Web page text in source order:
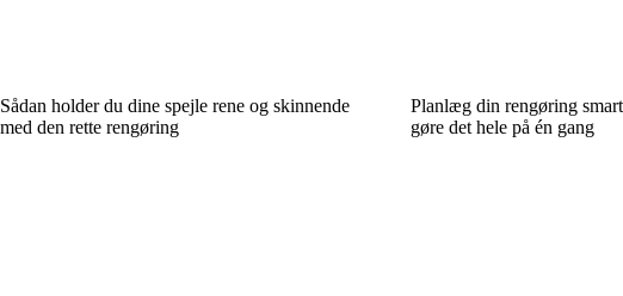
Sådan holder du dine spejle rene og skinnende
med den rette rengøring
Planlæg din rengøring
gøre det hele på én gang